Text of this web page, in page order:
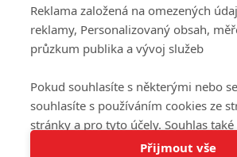
Tato stránka používá soubory cookies.
Ochrana osobních údajů|Zásady používání
Upravit nastavení
© 2016 – 2026 FandimeSerialum.cz /
Reklama založená na omezených
reklamy, Personalizovaný obsah,
průzkum publika a vývoj služeb
Pokud souhlasíte s některými nebo
souhlasíte s používáním cookies ze
stránky a pro tyto účely. Souhlas
odmítnout, ale v takovém případě
Přijmout vše